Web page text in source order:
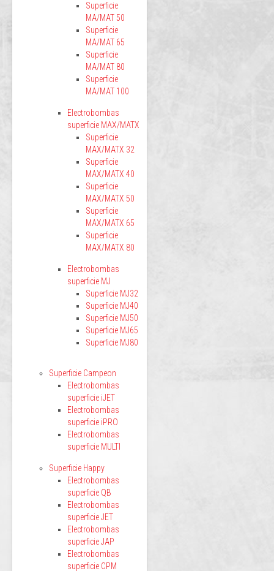
Superficie
MA/MAT 50
Superficie
MA/MAT 65
Superficie
MA/MAT 80
Superficie
MA/MAT 100
Electrobombas
superficie MAX/MATX
Superficie
MAX/MATX 32
Superficie
MAX/MATX 40
Superficie
MAX/MATX 50
Superficie
MAX/MATX 65
Superficie
MAX/MATX 80
Electrobombas
superficie MJ
Superficie MJ32
Superficie MJ40
Superficie MJ50
Superficie MJ65
Superficie MJ80
Superficie Campeon
Electrobombas
superficie iJET
Electrobombas
superficie iPRO
Electrobombas
superficie MULTI
Superficie Happy
Electrobombas
superficie QB
Electrobombas
superficie JET
Electrobombas
superficie JAP
Electrobombas
superficie CPM